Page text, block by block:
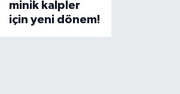
minik kalpler
için yeni dönem!